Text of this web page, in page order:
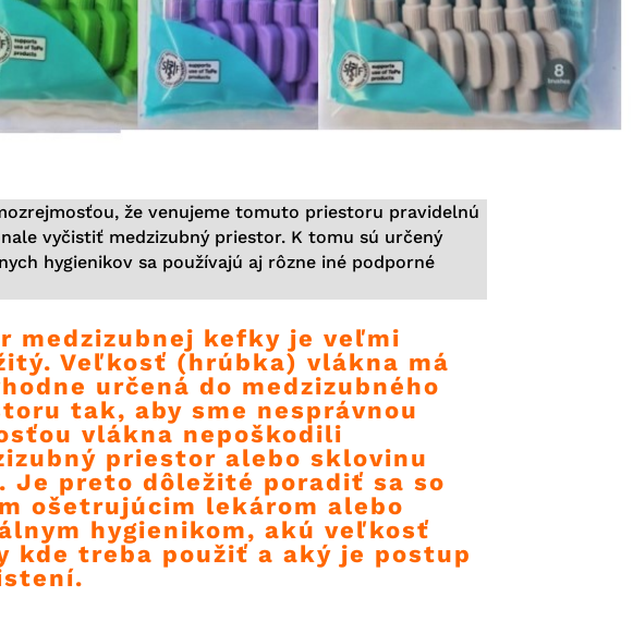
že venujeme tomuto priestoru pravidelnú
vyčistiť medzizubný priestor. K tomu sú určený
hygienikov sa používajú aj rôzne iné podporné
medzizubnej kefky je veľmi
Veľkosť (hrúbka) vlákna má
určená do medzizubného
tak, aby sme nesprávnou
vlákna nepoškodili
priestor alebo sklovinu
Je preto dôležité poradiť sa so
ošetrujúcim lekárom alebo
hygienikom, akú veľkosť
kde treba použiť a aký je postup